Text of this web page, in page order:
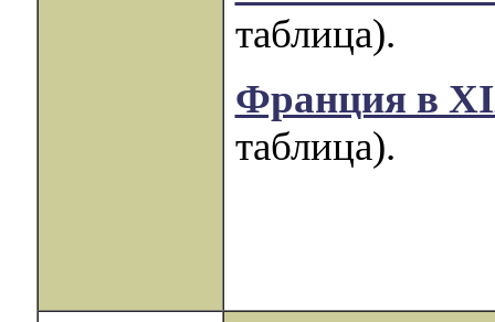
таблица).
Франция в
таблица).